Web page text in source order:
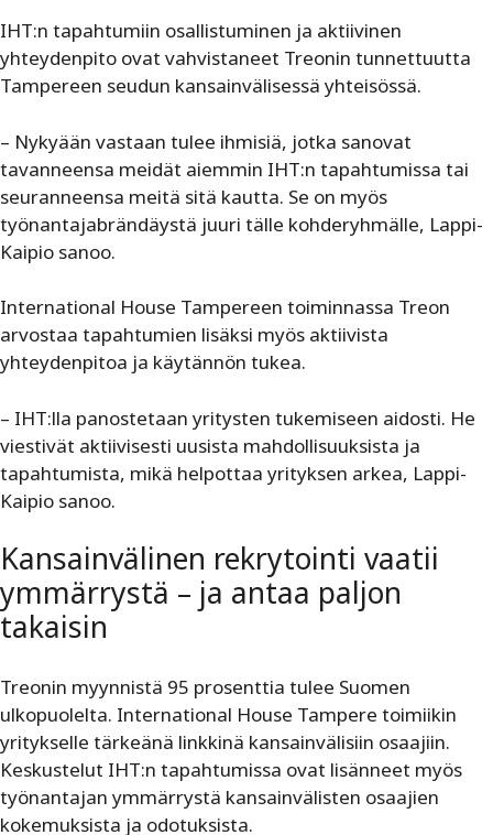
IHT:n tapahtumiin osallistuminen ja aktiivinen
yhteydenpito ovat vahvistaneet ­Treonin tunnettuutta
Tampereen seudun kansainvälisessä yhteisössä.
– Nykyään vastaan tulee ihmisiä, jotka sanovat
tavanneensa meidät aiemmin IHT:n tapahtumissa tai
seuranneensa meitä sitä kautta. Se on myös
työnantajabrändäystä juuri tälle kohderyhmälle, Lappi-
Kaipio sanoo.
International House Tampereen toiminnassa Treon
arvostaa tapahtumien lisäksi myös aktiivista
yhteydenpitoa ja käytännön tukea.
– IHT:lla panostetaan yritysten tukemiseen aidosti. He
viestivät aktiivisesti uusista mahdollisuuksista ja
tapahtumista, mikä helpottaa yrityksen arkea, Lappi-
Kaipio sanoo.
Kansainvälinen rekrytointi vaatii
ymmärrystä – ja antaa paljon
takaisin
Treonin myynnistä 95 prosenttia tulee Suomen
ulkopuolelta. International House Tampere toimiikin
yritykselle tärkeänä linkkinä kansainvälisiin osaajiin.
Keskustelut IHT:n tapahtumissa ovat lisänneet myös
työnantajan ymmärrystä kansainvälisten osaajien
kokemuksista ja odotuksista.